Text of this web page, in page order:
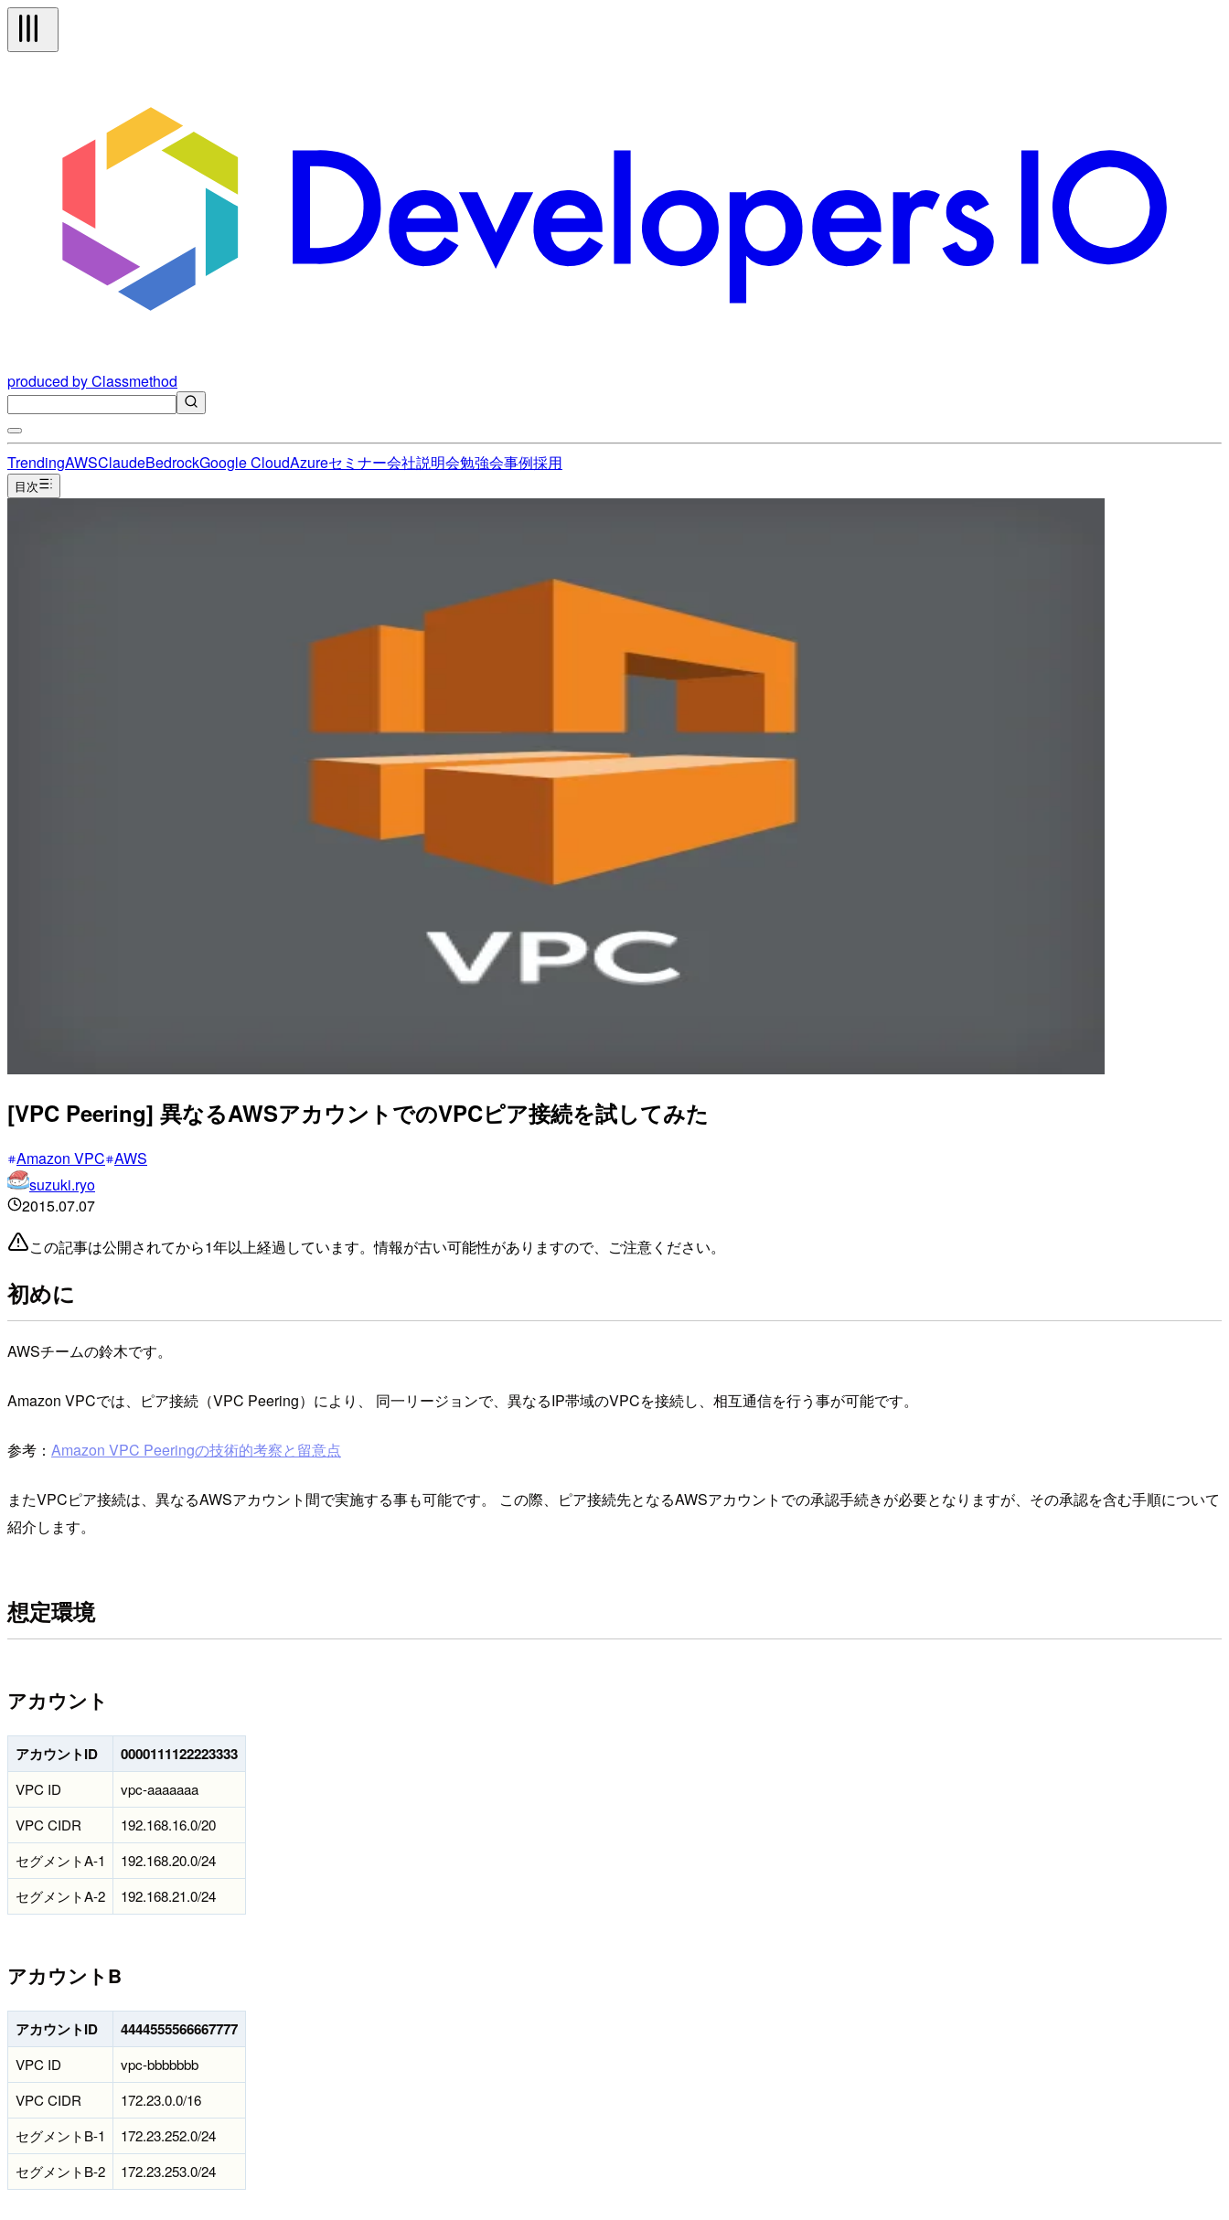
produced by Classmethod
TrendingAWSClaudeBedrockGoogle CloudAzureセミナー会社説明会勉強会事例採用
目次
[VPC Peering] 異なるAWSアカウントでのVPCピア接続を試してみた
Amazon VPC AWS
suzuki.ryo
2015.07.07
この記事は公開されてから1年以上経過しています。情報が古い可能性がありますので、ご注意ください。
初めに
AWSチームの鈴木です。
Amazon VPCでは、ピア接続（VPC Peering）により、 同一リージョンで、異なるIP帯域のVPCを接続し、相互通信を行う事が可能です。
参考： Amazon VPC Peeringの技術的考察と留意点
またVPCピア接続は、異なるAWSアカウント間で実施する事も可能です。 この際、ピア接続先となるAWSアカウントでの承認手続きが必要となりますが、その承認を含む手順について
紹介します。
想定環境
アカウント
アカウントID 0000111122223333
VPC ID
vpc-aaaaaaa
VPC CIDR
192.168.16.0/20
セグメントA-1
192.168.20.0/24
セグメントA-2
192.168.21.0/24
アカウントB
アカウントID 4444555566667777
VPC ID
vpc-bbbbbbb
VPC CIDR
172.23.0.0/16
セグメントB-1
172.23.252.0/24
セグメントB-2
172.23.253.0/24